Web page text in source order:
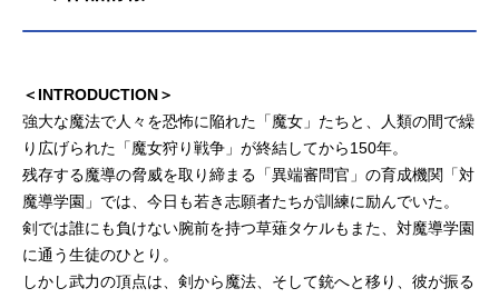
＜INTRODUCTION＞
強大な魔法で人々を恐怖に陥れた「魔女」たちと、人類の間で繰
り広げられた「魔女狩り戦争」が終結してから150年。
残存する魔導の脅威を取り締まる「異端審問官」の育成機関「対
魔導学園」では、今日も若き志願者たちが訓練に励んでいた。
剣では誰にも負けない腕前を持つ草薙タケルもまた、対魔導学園
に通う生徒のひとり。
しかし武力の頂点は、剣から魔法、そして銃へと移り、彼が振る